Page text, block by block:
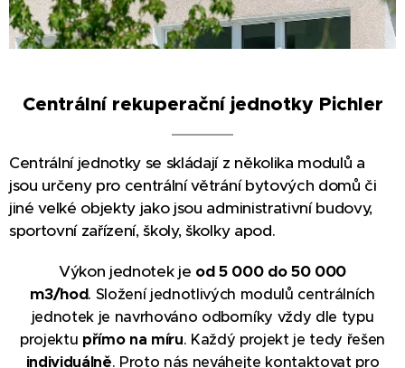
Centrální rekuperační jednotky Pichler
Centrální jednotky se skládají z několika modulů a
jsou určeny pro centrální větrání bytových domů či
jiné velké objekty jako jsou administrativní budovy,
sportovní zařízení, školy, školky apod.
Výkon jednotek je od 5 000 do 50 000
m3/hod. Složení jednotlivých modulů centrálních
jednotek je navrhováno odborníky vždy dle typu
projektu přímo na míru. Každý projekt je tedy řešen
individuálně. Proto nás neváhejte kontaktovat pro